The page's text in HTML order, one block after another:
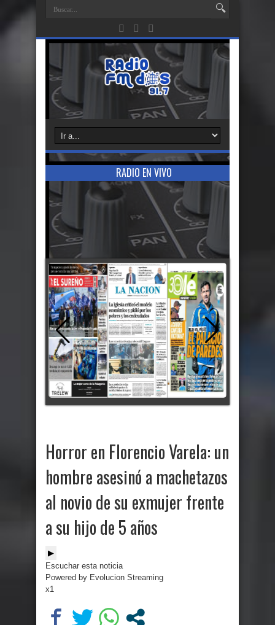
RADIO EN VIVO
Horror en Florencio Varela: un
hombre asesinó a machetazos
al novio de su exmujer frente
a su hijo de 5 años
▶
Escuchar esta noticia
Powered by Evolucion Streaming
x1